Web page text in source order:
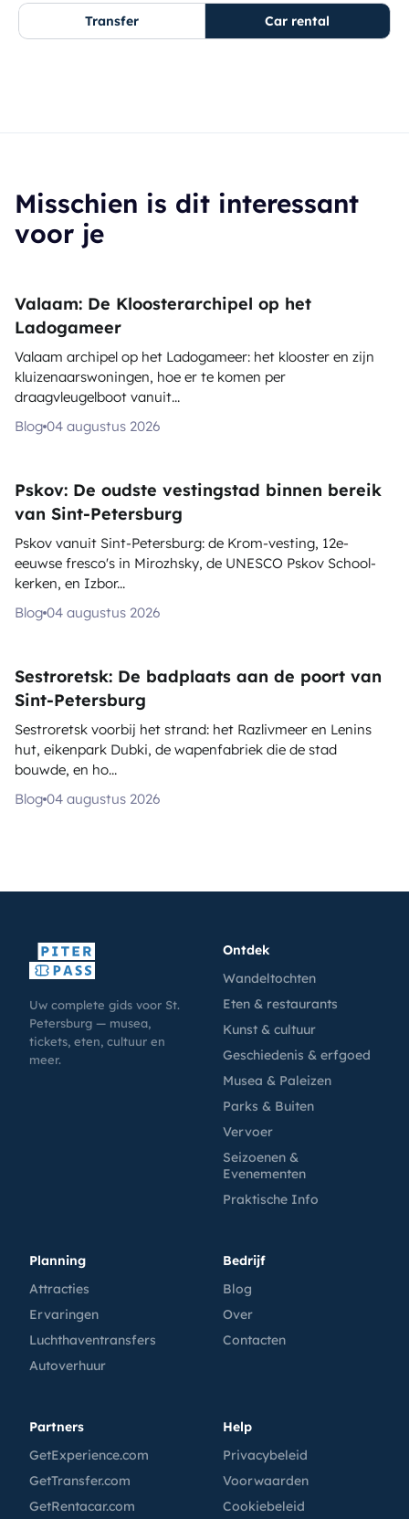
Transfer Car rental
Misschien is dit interessant
voor je
Valaam: De Kloosterarchipel op het
Ladogameer
Valaam archipel op het Ladogameer: het klooster en zijn
kluizenaarswoningen, hoe er te komen per
draagvleugelboot vanuit...
Blog 04 augustus 2026
Pskov: De oudste vestingstad binnen bereik
van Sint-Petersburg
Pskov vanuit Sint-Petersburg: de Krom-vesting, 12e-
eeuwse fresco's in Mirozhsky, de UNESCO Pskov School-
kerken, en Izbor...
Blog 04 augustus 2026
Sestroretsk: De badplaats aan de poort van
Sint-Petersburg
Sestroretsk voorbij het strand: het Razlivmeer en Lenins
hut, eikenpark Dubki, de wapenfabriek die de stad
bouwde, en ho...
Blog 04 augustus 2026
Uw complete gids voor St.
Petersburg — musea,
tickets, eten, cultuur en
meer.
Ontdek
Wandeltochten
Eten & restaurants
Kunst & cultuur
Geschiedenis & erfgoed
Musea & Paleizen
Parks & Buiten
Vervoer
Seizoenen &
Evenementen
Praktische Info
Planning
Attracties
Ervaringen
Luchthaventransfers
Autoverhuur
Bedrijf
Blog
Over
Contacten
Partners
GetExperience.com
GetTransfer.com
GetRentacar.com
Help
Privacybeleid
Voorwaarden
Cookiebeleid